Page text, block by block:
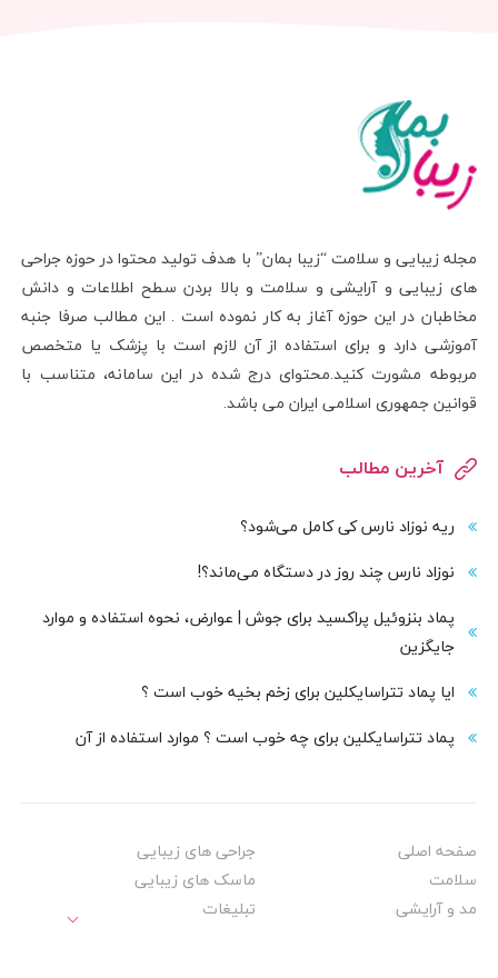
مجله زیبایی و سلامت “زیبا بمان” با هدف تولید محتوا در حوزه جراحی
های زیبایی و آرایشی و سلامت و بالا بردن سطح اطلاعات و دانش
مخاطبان در این حوزه آغاز به کار نموده است . این مطالب صرفا جنبه
آموزشی دارد و برای استفاده از آن لازم است با پزشک یا متخصص
مربوطه مشورت کنید.محتوای درج شده در این سامانه، متناسب با
قوانین جمهوری اسلامی ایران می باشد.
آخرین مطالب
ریه نوزاد نارس کی کامل می‌شود؟
نوزاد نارس چند روز در دستگاه می‌ماند؟!
پماد بنزوئیل پراکسید برای جوش | عوارض، نحوه استفاده و موارد
جایگزین
ایا پماد تتراسایکلین برای زخم بخیه خوب است ؟
پماد تتراسایکلین برای چه خوب است ؟ موارد استفاده از آن
صفحه اصلی
جراحی های زیبایی
سلامت
ماسک های زیبایی
مد و آرایشی
تبلیغات